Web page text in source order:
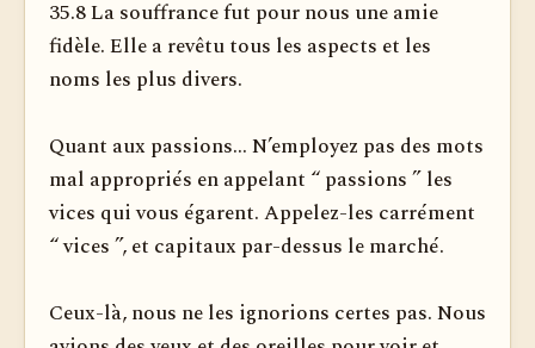
35.8 La souffrance fut pour nous une amie
fidèle. Elle a revêtu tous les aspects et les
noms les plus divers.
Quant aux passions... N’employez pas des mots
mal appropriés en appelant “ passions ” les
vices qui vous égarent. Appelez-les carrément
“ vices ”, et capitaux par-dessus le marché.
Ceux-là, nous ne les ignorions certes pas. Nous